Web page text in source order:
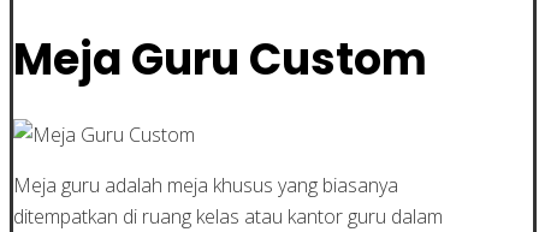
Meja Guru Custom
Meja guru adalah meja khusus yang biasanya
ditempatkan di ruang kelas atau kantor guru dalam